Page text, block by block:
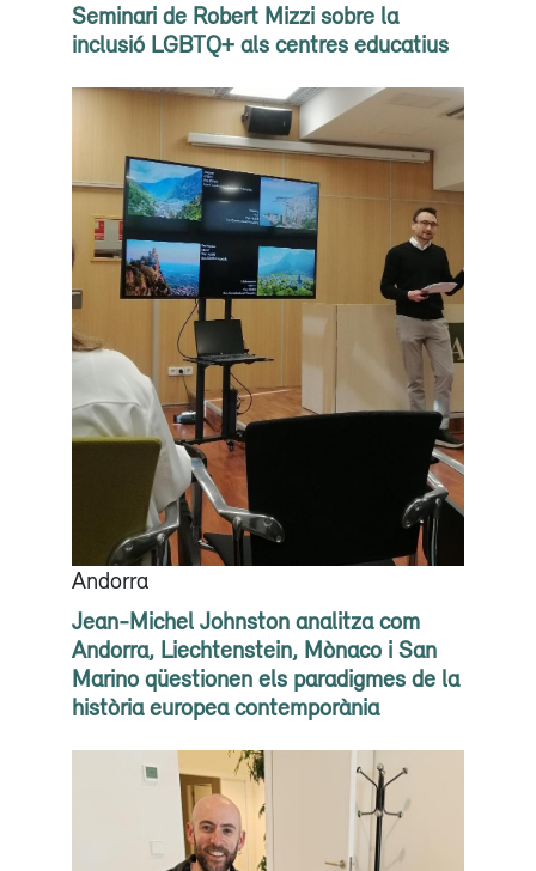
Seminari de Robert Mizzi sobre la
inclusió LGBTQ+ als centres educatius
Andorra
Jean-Michel Johnston analitza com
Andorra, Liechtenstein, Mònaco i San
Marino qüestionen els paradigmes de la
història europea contemporània